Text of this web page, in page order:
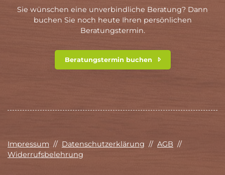
Sie wünschen eine unverbindliche Beratung? Dann
buchen Sie noch heute Ihren persönlichen
Beratungstermin.
Beratungstermin buchen
Impressum // Datenschutzerklärung // AGB //
Widerrufsbelehrung